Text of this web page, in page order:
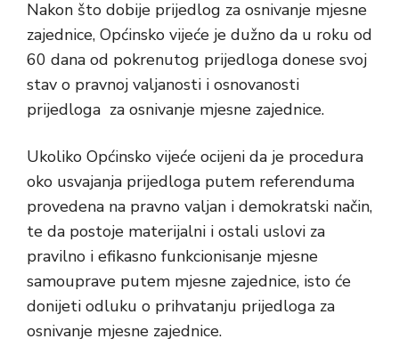
Nakon što dobije prijedlog za osnivanje mjesne
zajednice, Općinsko vijeće je dužno da u roku od
60 dana od pokrenutog prijedloga donese svoj
stav o pravnoj valjanosti i osnovanosti
prijedloga za osnivanje mjesne zajednice.
Ukoliko Općinsko vijeće ocijeni da je procedura
oko usvajanja prijedloga putem referenduma
provedena na pravno valjan i demokratski način,
te da postoje materijalni i ostali uslovi za
pravilno i efikasno funkcionisanje mjesne
samouprave putem mjesne zajednice, isto će
donijeti odluku o prihvatanju prijedloga za
osnivanje mjesne zajednice.